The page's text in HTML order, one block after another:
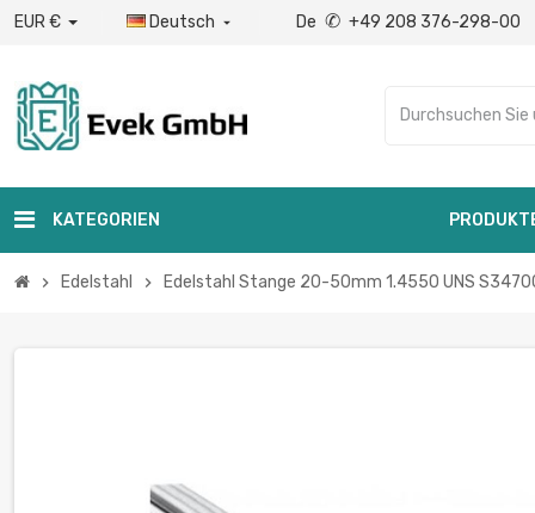
EUR € Deutsch  De ✆ +49 208 376-298-00
KATEGORIEN
chevron_right Edelstahl chevron_right Edelstahl Stange 20-50mm 1.4550 UNS